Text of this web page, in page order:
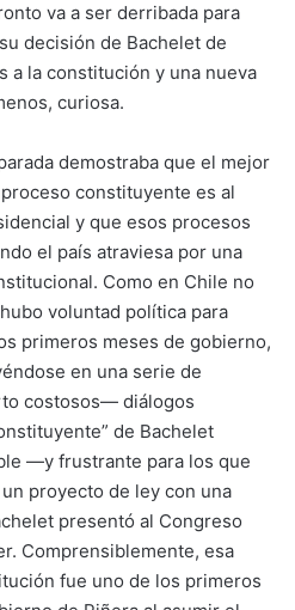
va a ser derribada para
decisión de Bachelet de
a la constitución y una nueva
curiosa.
demostraba que el mejor
constituyente es al
y que esos procesos
el país atraviesa por una
Como en Chile no
voluntad política para
primeros meses de gobierno,
en una serie de
costosos— diálogos
de Bachelet
—y frustrante para los que
proyecto de ley con una
presentó al Congreso
Comprensiblemente, esa
fue uno de los primeros